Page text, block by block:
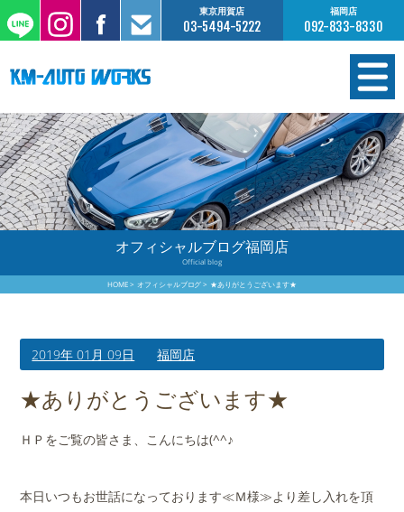
東京用賀店
03-5494-5222
福岡店
092-833-8330
在庫情報
オーダー販売
工場サービス
保証について
買取査定のご案内
店舗案内
会社概要
オフィシャルブログ福岡店
Official blog
HOME オフィシャルブログ ★ありがとうございます★
2019年 01月 09日 福岡店
★ありがとうございます★
ＨＰをご覧の皆さま、こんにちは(^^♪
本日いつもお世話になっております≪Ｍ様≫より差し入れを頂